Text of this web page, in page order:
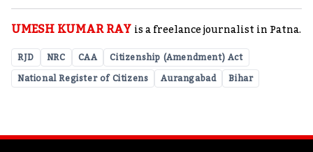
UMESH KUMAR RAYis a freelance journalist in Patna.
RJD NRC CAA
Citizenship (Amendment) Act
National Register of Citizens
Aurangabad Bihar